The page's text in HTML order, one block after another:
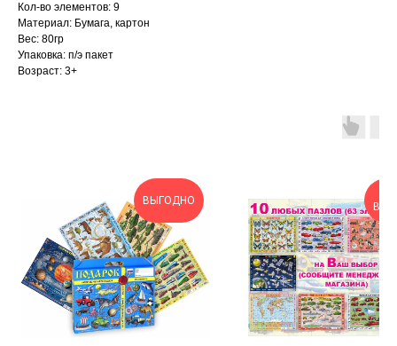
Кол-во элементов: 9
Материал: Бумага, картон
Вес: 80гр
Упаковка: п/э пакет
Возраст: 3+
ВЫГОДНО